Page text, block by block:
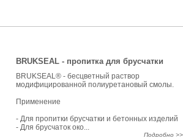
BRUKSEAL - пропитка для брусчатки
BRUKSEAL® - бесцветный раствор
модифицированной полиуретановый смолы.
Применение
- Для пропитки брусчатки и бетонных изделий
- Для брусчаток око...
Подробно >>